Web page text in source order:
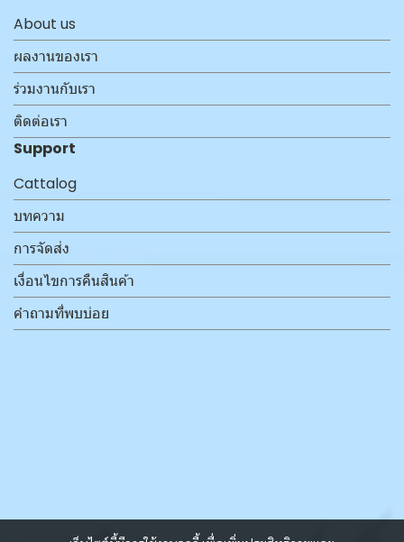
About us
ผลงานของเรา
ร่วมงานกับเรา
ติดต่อเรา
Support
Cattalog
บทความ
การจัดส่ง
เงื่อนไขการคืนสินค้า
คำถามที่พบบ่อย